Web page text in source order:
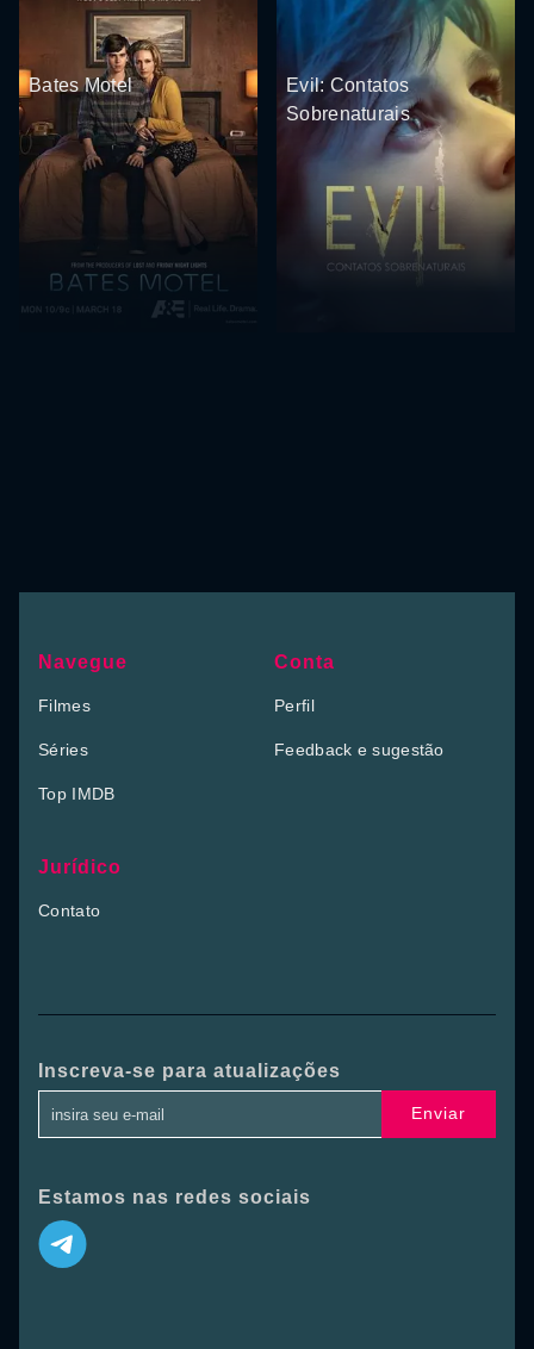
Bates Motel
Evil: Contatos
Sobrenaturais
Navegue
Filmes
Séries
Top IMDB
Conta
Perfil
Feedback e sugestão
Jurídico
Contato
Inscreva-se para atualizações
Enviar
Estamos nas redes sociais